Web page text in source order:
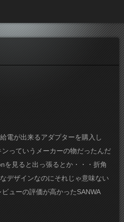
電が出来るアダプターを購入し
っていうメーカーの物だったんだ
を見ると出っ張るとか・・・折角
デザインなのにそれじゃ意味ない
ューの評価が高かったSANWA